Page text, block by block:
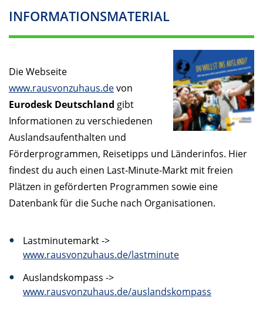
INFORMATIONSMATERIAL
Die Webseite
www.rausvonzuhaus.devon
Eurodesk Deutschland gibt
Informationen zu verschiedenen
Auslandsaufenthalten und
Förderprogrammen, Reisetipps und Länderinfos. Hier
findest du auch einen Last-Minute-Markt mit freien
Plätzen in geförderten Programmen sowie eine
Datenbank für die Suche nach Organisationen.
Lastminutemarkt ->
www.rausvonzuhaus.de/lastminute
Auslandskompass ->
www.rausvonzuhaus.de/auslandskompass